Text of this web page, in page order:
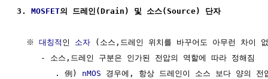
3. MOSFET의 드레인(Drain) 및 소스(Source) 단자
  ※
대칭적 인 소자 (소스,드레인 위치를 바꾸어도 아무런 차이
     - 소스,드레인 구분은 인가된 전압의 역할에 따라 정해짐
        . 例)
nMOS 경우에, 항상 드레인이 소스 보다 양의 전